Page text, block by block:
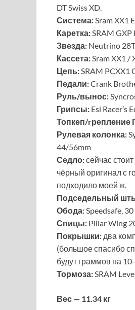
DT Swiss XD.
Система:Sram XX1
Каретка:SRAM
Звезда: Neutrino
Кассета:Sram XX1 /
Цепь:SRAM PCXX1
Педали:Crank
Руль/вынос:
Грипсы: Esi Racer’s
Топкеп/rрепление
Рулевая колонка:
44/56mm
Седло:сейчас
чёрный оригинал с
подходило моей ж.
Подседельный
Обода:Speedsafe,
Спицы: Pillar Wing
Покрышки: два
(большое спасибо
будут граммов на
Тормоза:SRAM
Вес — 11.34 кг